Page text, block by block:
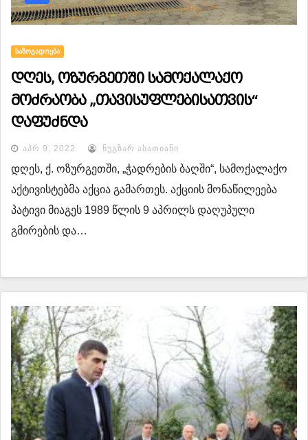
ᲡᲐᲖᲝᲒᲐᲓᲝᲔᲑᲐ
დღეს, ოზურგეთში სამოქალაქო
მოძრაობა „თავისუფლებისათვის“
დაფუძნდა
ᲐᲞᲠ 9, 2022 ᲜᲣᲒᲖᲐᲠ ᲐᲡᲐᲗᲘᲐᲜᲘ
დღეს, ქ. ოზურგეთში, „ჭადრების ბაღში“, სამოქალაქო
აქტივისტებმა აქცია გამართეს. აქციის მონაწილეება
პატივი მიაგეს 1989 წლის 9 აპრილს დაღუპული
გმირების და…